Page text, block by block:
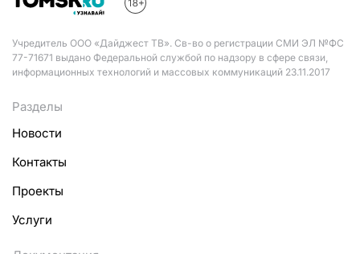
Учредитель ООО «Дайджест ТВ». Св-во о регистрации СМИ ЭЛ №ФС
77-71671 выдано Федеральной службой по надзору в сфере связи,
информационных технологий и массовых коммуникаций 23.11.2017
Разделы
Новости
Контакты
Проекты
Услуги